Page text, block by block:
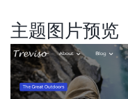
主题图片预览